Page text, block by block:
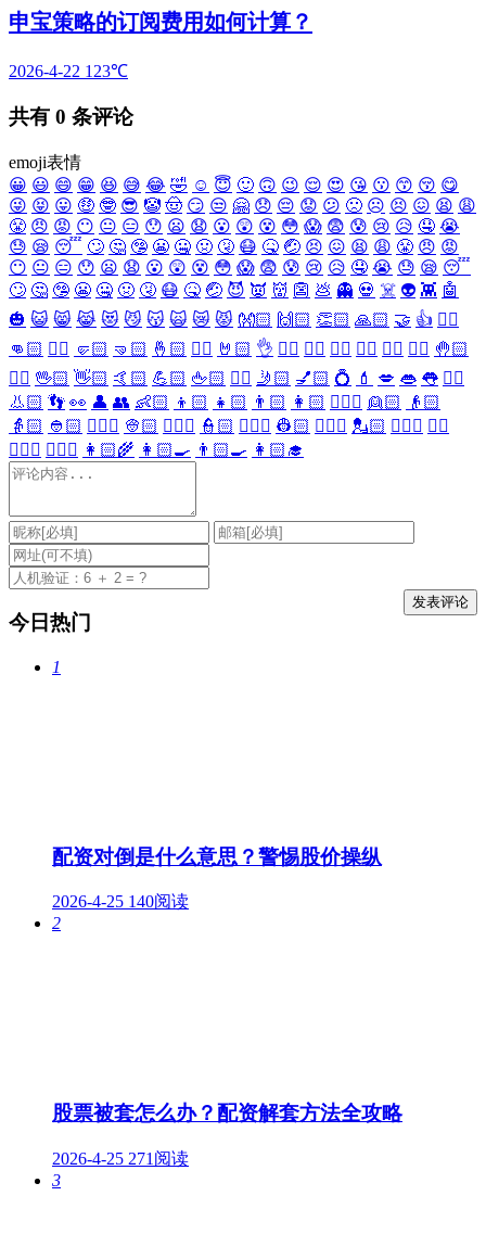
申宝策略的订阅费用如何计算？
2026-4-22 123℃
共有 0 条评论
emoji表情
😀 😃 😄 😁 😆 😅 😂 🤣 ☺️ 😇 🙂 🙃 😉 😌 😍 😘 😗 😙 😚 😋
😜 😝 😛 🤑 🤓 😎 🤡 🤠 😏 😒 🤗 😞 😔 😟 😕 🙁 ☹️ 😣 😖 😫 😩
😤 😠 😡 😶 😐 😑 😯 😦 😧 😮 😲 😵 😳 😱 😨 😰 😢 😥 🤤 😭
😓 😪 😴 🙄 🤔 🤥 😬 🤐 🤢 🤧 😷 🤒 🤕 😣 😖 😫 😩 😤 😠 😡
😶 😐 😑 😯 😦 😧 😮 😲 😵 😳 😱 😨 😰 😢 😥 🤤 😭 😓 😪 😴
🙄 🤔 🤥 😬 🤐 🤢 🤧 😷 🤒 🤕 😈 👿 👹 👺 💩 👻 💀 ☠️ 👽 👾 🤖
🎃 😺 😸 😹 😻 😼 😽 🙀 😿 😾 👐🏻 🙌🏻 👏🏻 🙏🏻 🤝 👍 👎🏻
👊🏻 ✊🏻 🤛🏻 🤜🏻 🤞🏻 ✌🏻 🤘🏻 👌 👈🏻 👉🏻 👆🏻 👇🏻 ☝🏻 ✋🏻 🤚🏻
🖐🏻 🖖🏻 👋🏻 🤙🏻 💪🏻 🖕🏻 ✍🏻 🤳🏻 💅🏻 💍 💄 💋 👄 👅 👂🏻
👃🏻 👣 👀 👤 👥 👶🏻 👦🏻 👧🏻 👨🏻 👩🏻 👱🏻‍♀️ 👱🏻
👴🏻
👵🏻 👲🏻 👳🏻‍♀️ 👳🏻 👮🏻‍♀️ 👮🏻 👷🏻‍♀️ 👷🏻 💂🏻‍♀️ 💂🏻 🕵🏻‍♀️ 🕵🏻
👩🏻‍⚕️ 👨🏻‍⚕️ 👩🏻‍🌾 👩🏻‍🍳 👨🏻‍🍳 👩🏻‍🎓
今日热门
1
配资对倒是什么意思？警惕股价操纵
2026-4-25 140阅读
2
股票被套怎么办？配资解套方法全攻略
2026-4-25 271阅读
3